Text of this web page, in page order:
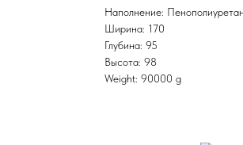
Наполнение: Пенополиуретан
Ширина: 170
Глубина: 95
Высота: 98
Weight: 90000 g